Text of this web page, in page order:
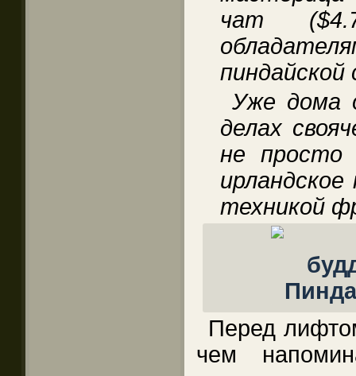
чат
Уже дома
делах
не просто
техникой
Перед
чем